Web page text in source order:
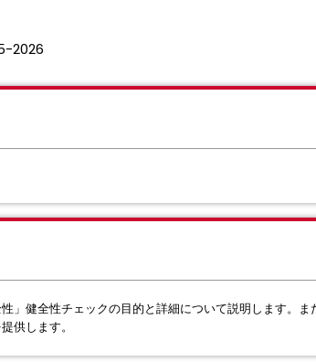
2026
」健全性チェックの目的と詳細について説明します。
供します。